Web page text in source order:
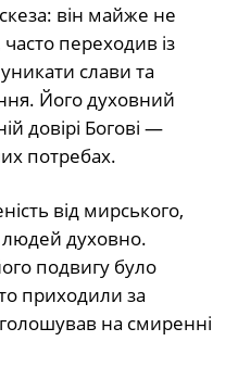
він майже не
переходив із
слави та
Його духовний
довірі Богові —
потребах.
від мирського,
людей духовно.
подвигу було
приходили за
на смиренні